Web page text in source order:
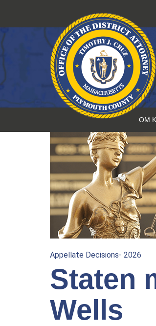
innhold
OM
Appellate Decisions- 2026
Staten
Wells